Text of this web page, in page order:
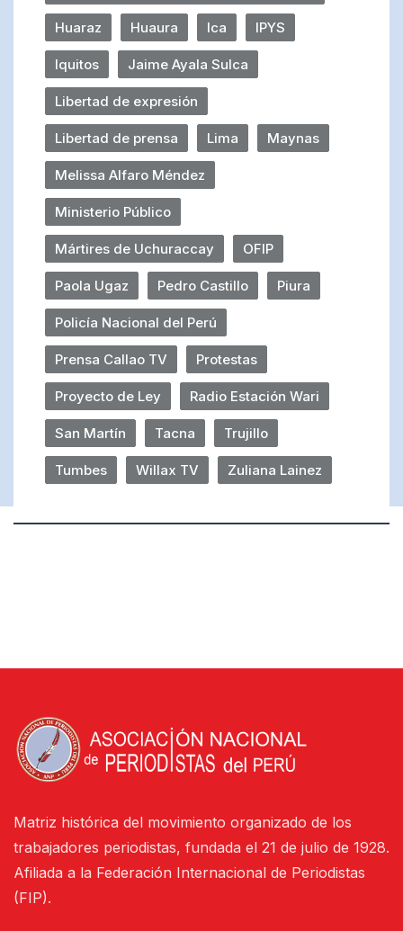
Huaraz Huaura Ica IPYS
Iquitos Jaime Ayala Sulca
Libertad de expresión
Libertad de prensa Lima Maynas
Melissa Alfaro Méndez
Ministerio Público
Mártires de Uchuraccay OFIP
Paola Ugaz Pedro Castillo Piura
Policía Nacional del Perú
Prensa Callao TV Protestas
Proyecto de Ley Radio Estación Wari
San Martín Tacna Trujillo
Tumbes Willax TV Zuliana Lainez
Matriz histórica del movimiento organizado de los
trabajadores periodistas, fundada el 21 de julio de 1928.
Afiliada a la Federación Internacional de Periodistas
(FIP).